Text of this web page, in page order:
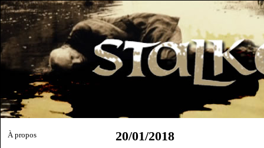
À propos
20/01/2018